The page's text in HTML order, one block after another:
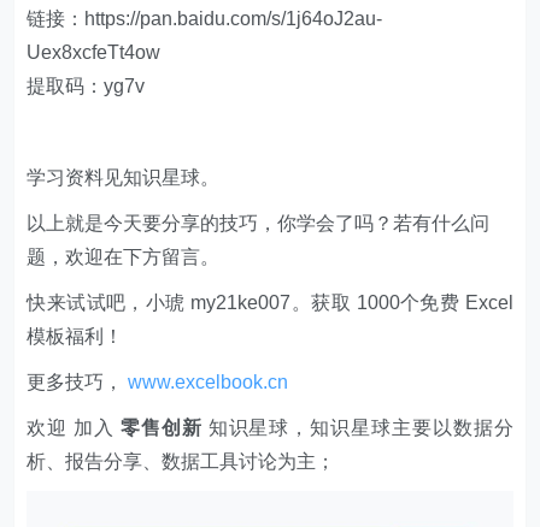
链接：https://pan.baidu.com/s/1j64oJ2au-
Uex8xcfeTt4ow
提取码：yg7v
学习资料见知识星球。
以上就是今天要分享的技巧，你学会了吗？若有什么问
题，欢迎在下方留言。
快来试试吧，小琥 my21ke007。获取 1000个免费 Excel
模板福利​​​​！
更多技巧，www.excelbook.cn
欢迎 加入 零售创新 知识星球，知识星球主要以数据分
析、报告分享、数据工具讨论为主；